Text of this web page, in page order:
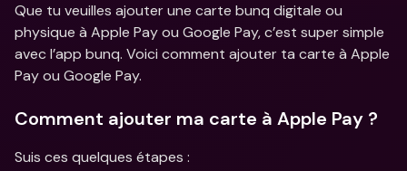
Que tu veuilles ajouter une carte bunq digitale ou
physique à Apple Pay ou Google Pay, c’est super simple
avec l’app bunq. Voici comment ajouter ta carte à Apple
Pay ou Google Pay.
Comment ajouter ma carte à Apple Pay ?
Suis ces quelques étapes :